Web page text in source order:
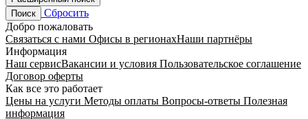
Поиск
Сбросить
Добро пожаловать
Связаться с нами Офисы в регионахНаши партнёры
Информация
Наш сервисВакансии и условия Пользовательское соглашение
Договор оферты
Как все это работает
Цены на услуги Методы оплаты Вопросы-ответы Полезная
информация